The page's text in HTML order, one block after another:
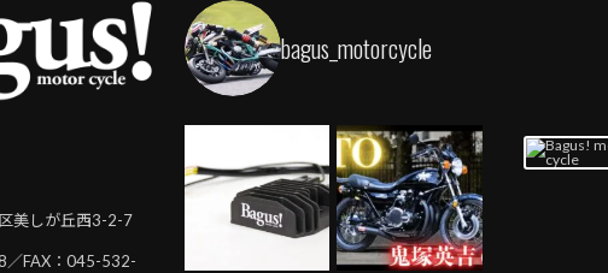
美しが丘西3-2-7
／FAX：045-532-
bagus_motorcycle